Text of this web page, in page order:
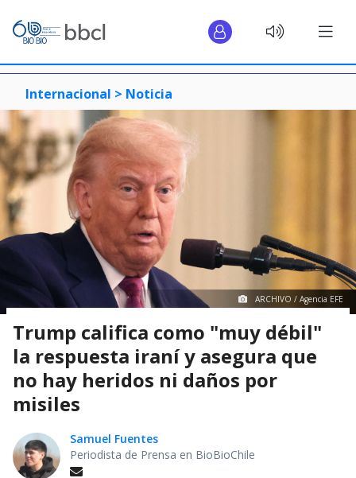
Internacional > Noticia
ARCHIVO / Agencia EFE
Trump califica como "muy débil"
la respuesta iraní y asegura que
no hay heridos ni daños por
misiles
Samuel Fuentes
Periodista de Prensa en BioBioChile